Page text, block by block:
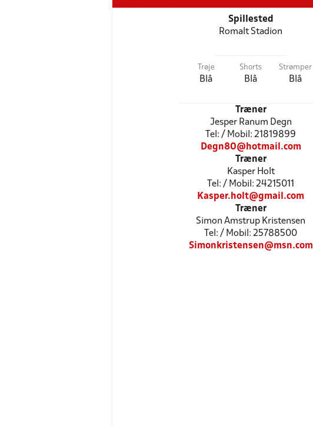
Spillested
Romalt Stadion
Trøje
Blå
Shorts
Blå
Strømper
Blå
Træner
Jesper Ranum Degn
Tel: / Mobil: 21819899
Degn80@hotmail.com
Træner
Kasper Holt
Tel: / Mobil: 24215011
Kasper.holt@gmail.com
Træner
Simon Amstrup Kristensen
Tel: / Mobil: 25788500
Simonkristensen@msn.com